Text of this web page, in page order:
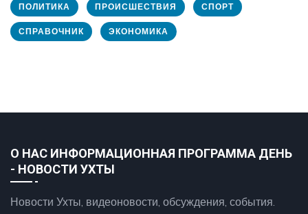
ПОЛИТИКА ПРОИСШЕСТВИЯ СПОРТ
СПРАВОЧНИК ЭКОНОМИКА
О НАС ИНФОРМАЦИОННАЯ ПРОГРАММА ДЕНЬ
- НОВОСТИ УХТЫ
Новости Ухты, видеоновости, обсуждения, события.